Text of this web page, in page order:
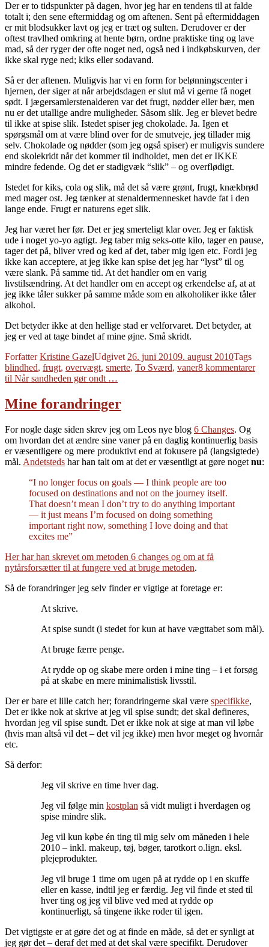
Der er to tidspunkter på dagen, hvor jeg har en tendens til at falde
totalt i; den sene eftermiddag og om aftenen. Sent på eftermiddagen
er mit blodsukker lavt og jeg er træt og sulten. Derudover er der
oftest travlhed omkring at hente børn, ordne praktiske ting og lave
mad, så der ryger der ofte noget ned, også ned i indkøbskurven, der
ikke skal ryge ned; kiks eller sodavand.
Så er der aftenen. Muligvis har vi en form for belønningscenter i
hjernen, der siger at når arbejdsdagen er slut må vi gerne få noget
sødt. I jægersamlerstenalderen var det frugt, nødder eller bær, men
nu er det utallige andre muligheder. Såsom slik. Jeg er blevet bedre
til ikke at spise slik. Istedet spiser jeg chokolade. Ja. Igen et
spørgsmål om at være blind over for de smutveje, jeg tillader mig
selv. Chokolade og nødder (som jeg også spiser) er muligvis sundere
end skolekridt når det kommer til indholdet, men det er IKKE
mindre fedende. Og det er stadigvæk “slik” – og overflødigt.
Istedet for kiks, cola og slik, må det så være grønt, frugt, knækbrød
med mager ost. Jeg tænker at stenaldermennesket havde fat i den
lange ende. Frugt er naturens eget slik.
Jeg har været her før. Det er jeg smerteligt klar over. Jeg er faktisk
ude i noget yo-yo agtigt. Jeg taber mig seks-otte kilo, tager en pause,
tager det på, bliver vred og ked af det, taber mig igen etc. Fordi jeg
ikke kan acceptere, at jeg ikke kan spise det jeg har “lyst” til og
være slank. På samme tid. At det handler om en varig
livstilsændring. At det handler om en accept og erkendelse af, at at
jeg ikke tåler sukker på samme måde som en alkoholiker ikke tåler
alkohol.
Det betyder ikke at den hellige stad er velforvaret. Det betyder, at
jeg er ved at tage bindet af mine øjne. Små skridt.
ForfatterKristine GazelUdgivet26. juni 20109. august 2010Tags
blindhed, frugt, overvægt, smerte, To Sværd, vaner8 kommentarer
til Når sandheden gør ondt …
Mine forandringer
For nogle dage siden skrev jeg om Leos nye blog 6 Changes. Og
om hvordan det at ændre sine vaner på en daglig kontinuerlig basis
er væsentligere og mere produktivt end at fokusere på (langsigtede)
mål. Andetsteds har han talt om at det er væsentligt at gøre noget nu:
“I no longer focus on goals — I think people are too
focused on destinations and not on the journey itself.
That doesn’t mean I don’t try to do anything important
— it just means I’m focused on doing something
important right now, something I love doing and that
excites me”
Her har han skrevet om metoden 6 changes og om at få
nytårsforsætter til at fungere ved at bruge metoden.
Så de forandringer jeg selv finder er vigtige at foretage er:
At skrive.
At spise sundt (i stedet for kun at have vægttabet som mål).
At bruge færre penge.
At rydde op og skabe mere orden i mine ting – i et forsøg
på at skabe en mere minimalistisk livsstil.
Der er bare et lille catch her; forandringerne skal være specifikke,
Det er ikke nok at skrive at jeg vil spise sundt; det skal defineres,
hvordan jeg vil spise sundt. Det er ikke nok at sige at man vil løbe
(hvis man altså vil det – det vil jeg ikke) men hvor meget og hvornår
etc.
Så derfor:
Jeg vil skrive en time hver dag.
Jeg vil følge min kostplan så vidt muligt i hverdagen og
spise mindre slik.
Jeg vil kun købe én ting til mig selv om måneden i hele
2010 – inkl. makeup, tøj, bøger, tarotkort o.lign. eksl.
plejeprodukter.
Jeg vil bruge 1 time om ugen på at rydde op i en skuffe
eller en kasse, indtil jeg er færdig. Jeg vil finde et sted til
hver ting og jeg vil blive ved med at rydde op
kontinuerligt, så tingene ikke roder til igen.
Det vigtigste er at gøre det og at finde en måde, så det er synligt at
jeg gør det – deraf det med at det skal være specifikt. Derudover